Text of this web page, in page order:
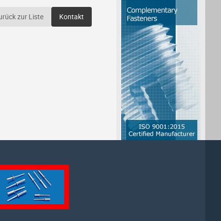
zur Liste Kontakt